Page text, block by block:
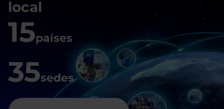
local
15países
35sedes